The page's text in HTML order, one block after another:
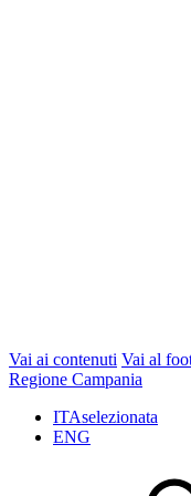
Vai ai contenuti Vai al
Regione Campania
ITAselezionata
ENG